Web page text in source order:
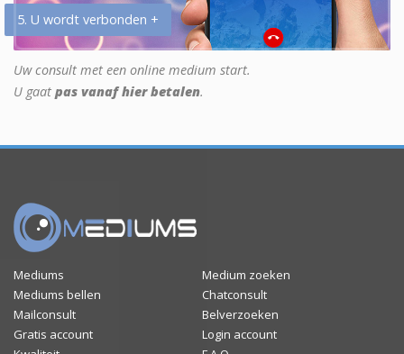
5. U wordt verbonden +
Uw consult met een online medium start.
U gaat pas vanaf hier betalen.
Mediums
Medium zoeken
Mediums bellen
Chatconsult
Mailconsult
Belverzoeken
Gratis account
Login account